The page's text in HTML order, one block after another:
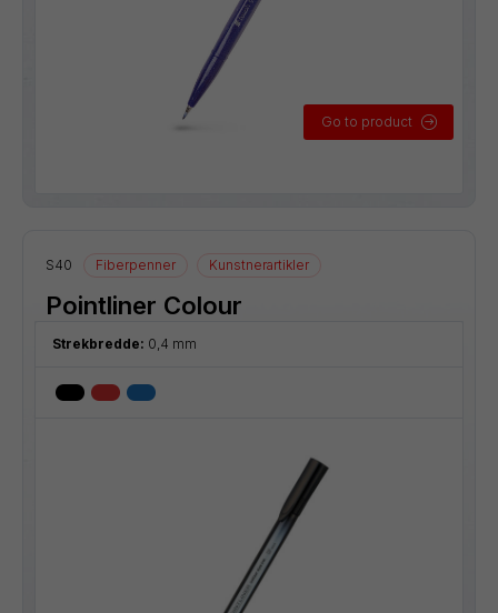
Go to product
S40 Fiberpenner Kunstnerartikler
Pointliner Colour
Strekbredde: 0,4 mm